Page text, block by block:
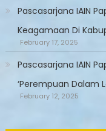
Pascasarjana IAIN
Keagamaan Di
February 17, 2025
Pascasarjana IAIN
‘Perempuan Dalam
February 12, 2025